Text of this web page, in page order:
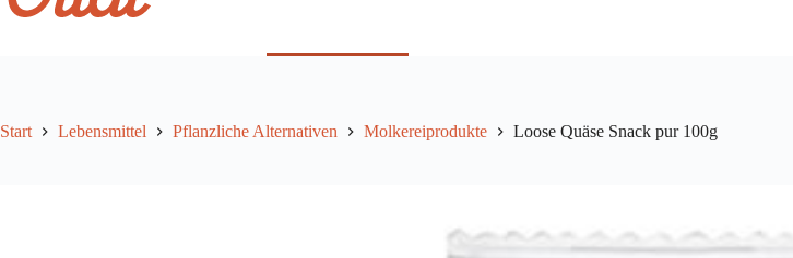
Start Lebensmittel Pflanzliche Alternativen Molkereiprodukte Loose Quäse Snack pur 100g